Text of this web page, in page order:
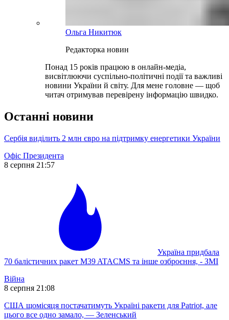
Ольга Никитюк
Редакторка новин
Понад 15 років працюю в онлайн-медіа,
висвітлюючи суспільно-політичні події та важливі
новини України й світу. Для мене головне — щоб
читач отримував перевірену інформацію швидко.
Останні новини
Сербія виділить 2 млн євро на підтримку енергетики України
Офіс Президента
8 серпня 21:57
Україна придбала
70 балістичних ракет M39 ATACMS та інше озброєння, - ЗМІ
Війна
8 серпня 21:08
США щомісяця постачатимуть Україні ракети для Patriot, але
цього все одно замало, — Зеленський